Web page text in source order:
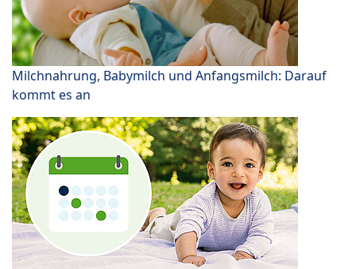
Milchnahrung, Babymilch und Anfangsmilch: Darauf
kommt es an